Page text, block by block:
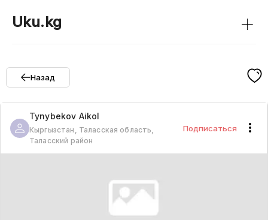
Uku.kg +
Назад
Tynybekov Aikol
Кыргызстан, Таласская область,
Таласский район
Подписаться